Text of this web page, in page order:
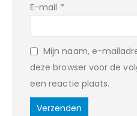
E-mail *
Mijn naam, e-
deze browser voor de
een reactie plaats.